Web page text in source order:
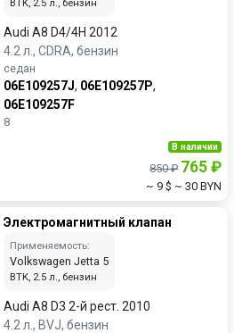
BTK, 2.5 л., бензин
Audi A8 D4/4H 2012
4.2 л., CDRA, бензин
седан
06E109257J, 06E109257P,
06E109257F
8
В наличии
850 ₽ 765 ₽
~ 9 $ ~ 30 BYN
Электромагнитный клапан
Применяемость:
Volkswagen Jetta 5
BTK, 2.5 л., бензин
Audi A8 D3 2-й рест. 2010
4.2 л., BVJ, бензин